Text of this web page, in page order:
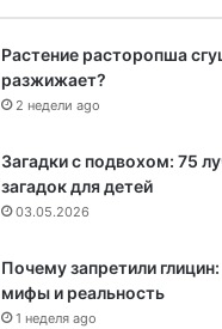
Растение расторопша
разжижает?
2 недели ago
Загадки с подвохом: 75
загадок для детей
03.05.2026
Почему запретили
мифы и реальность
1 неделя ago